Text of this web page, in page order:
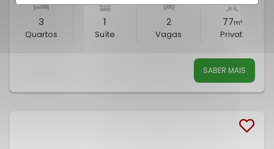
3
Quartos
1
Suíte
2
Vagas
77m²
Privat.
SABER MAIS